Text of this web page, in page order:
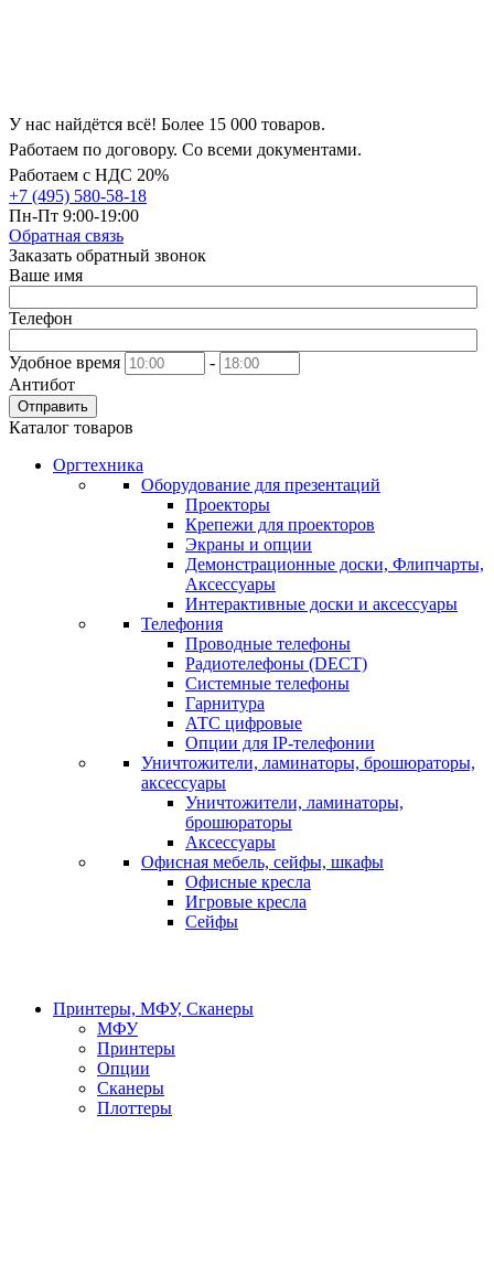
У нас найдётся всё! Более 15 000 товаров.
Работаем по договору. Со всеми документами.
Работаем с НДС 20%
+7 (495) 580-58-18
Пн-Пт 9:00-19:00
Обратная связь
Заказать обратный звонок
Ваше имя
Телефон
Удобное время
-
Антибот
Отправить
Каталог товаров
Оргтехника
Оборудование для презентаций
Проекторы
Крепежи для проекторов
Экраны и опции
Демонстрационные доски, Флипчарты,
Аксессуары
Интерактивные доски и аксессуары
Телефония
Проводные телефоны
Радиотелефоны (DECT)
Системные телефоны
Гарнитура
АТС цифровые
Опции для IP-телефонии
Уничтожители, ламинаторы, брошюраторы,
аксессуары
Уничтожители, ламинаторы,
брошюраторы
Аксессуары
Офисная мебель, сейфы, шкафы
Офисные кресла
Игровые кресла
Сейфы
Принтеры, МФУ, Сканеры
МФУ
Принтеры
Опции
Сканеры
Плоттеры